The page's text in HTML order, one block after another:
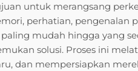
untuk merangsang
perhatian, pengenalan
mudah hingga yang
solusi. Proses ini
dan mempersiapkan